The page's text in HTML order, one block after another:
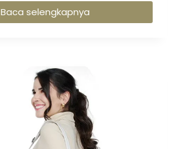
Baca selengkapnya